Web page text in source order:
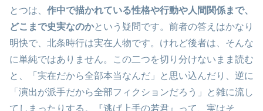
とつは、 作中で描かれている性格や行動や人間関係まで、
どこまで史実なのかという疑問です。前者の答えはかなり
明快で、北条時行は実在人物です。けれど後者は、そんな
に単純ではありません。この二つを切り分けないまま読む
と、「実在だから全部本当なんだ」と思い込んだり、逆に
「演出が派手だから全部フィクションだろう」と雑に流し
てしまったりする。『逃げ上手の若君』って、実はそ